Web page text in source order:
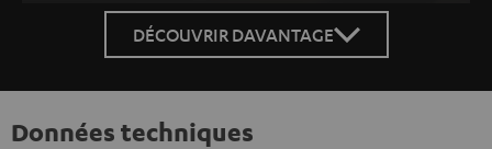
DÉCOUVRIR DAVANTAGE
Données techniques